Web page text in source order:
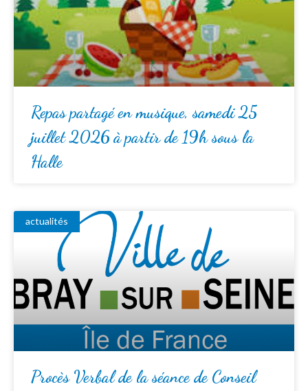
Repas partagé en musique, samedi 25
juillet 2026 à partir de 19h sous la
Halle
actualités
Procès Verbal de la séance de Conseil